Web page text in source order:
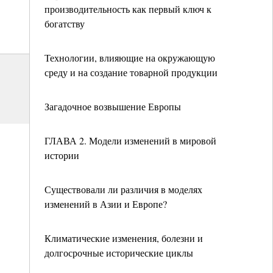
производительность как первый ключ к
богатству
Технологии, влияющие на окружающую
среду и на создание товарной продукции
Загадочное возвышение Европы
ГЛАВА 2. Модели изменений в мировой
истории
Существовали ли различия в моделях
изменений в Азии и Европе?
Климатические изменения, болезни и
долгосрочные исторические циклы